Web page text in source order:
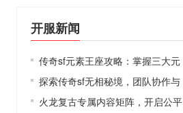
开服新闻
传奇sf元素王座攻略：掌握三大元
探索传奇sf无相秘境，团队协作与
火龙复古专属内容矩阵，开启公平